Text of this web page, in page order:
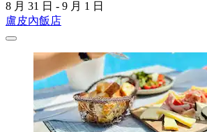
8 月 31 日 - 9 月 1 日
盧皮內飯店